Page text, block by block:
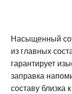
Насыщенный
из главных
гарантирует
заправка
составу